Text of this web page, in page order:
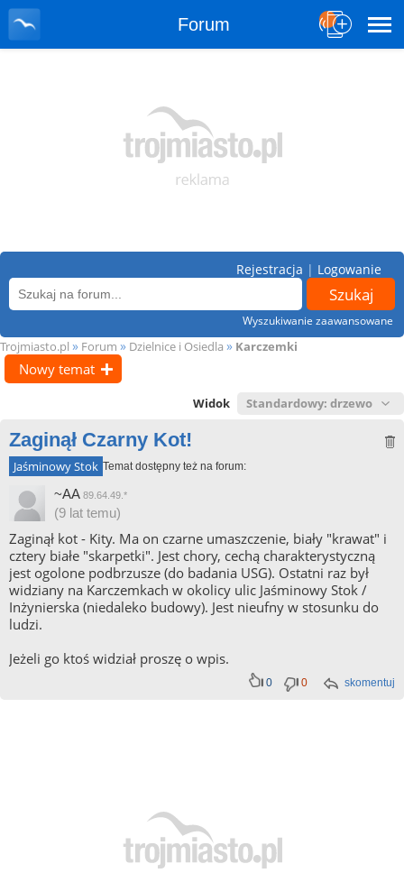
Forum
Wyszukiwanie zaawansowane
Rejestracja | Logowanie
Trojmiasto.pl » Forum » Dzielnice i Osiedla » Karczemki
Nowy temat
Widok
Zaginął Czarny Kot!
Jaśminowy Stok Temat dostępny też na forum:
~AA 89.64.49.*
(9 lat temu)
Zaginął kot - Kity. Ma on czarne umaszczenie, biały "krawat" i
cztery białe "skarpetki". Jest chory, cechą charakterystyczną
jest ogolone podbrzusze (do badania USG). Ostatni raz był
widziany na Karczemkach w okolicy ulic Jaśminowy Stok /
Inżynierska (niedaleko budowy). Jest nieufny w stosunku do
ludzi.
Jeżeli go ktoś widział proszę o wpis.
skomentuj
0 0